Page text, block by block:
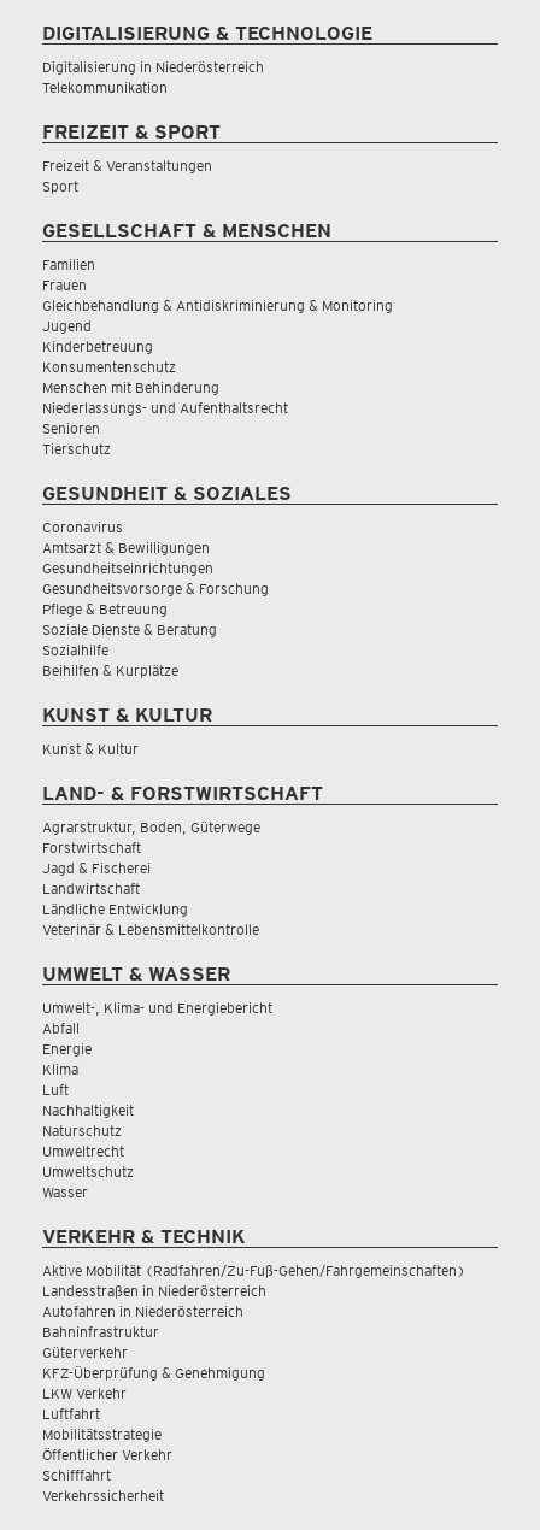
DIGITALISIERUNG & TECHNOLOGIE
Digitalisierung in Niederösterreich
Telekommunikation
FREIZEIT & SPORT
Freizeit & Veranstaltungen
Sport
GESELLSCHAFT & MENSCHEN
Familien
Frauen
Gleichbehandlung & Antidiskriminierung & Monitoring
Jugend
Kinderbetreuung
Konsumentenschutz
Menschen mit Behinderung
Niederlassungs- und Aufenthaltsrecht
Senioren
Tierschutz
GESUNDHEIT & SOZIALES
Coronavirus
Amtsarzt & Bewilligungen
Gesundheitseinrichtungen
Gesundheitsvorsorge & Forschung
Pflege & Betreuung
Soziale Dienste & Beratung
Sozialhilfe
Beihilfen & Kurplätze
KUNST & KULTUR
Kunst & Kultur
LAND- & FORSTWIRTSCHAFT
Agrarstruktur, Boden, Güterwege
Forstwirtschaft
Jagd & Fischerei
Landwirtschaft
Ländliche Entwicklung
Veterinär & Lebensmittelkontrolle
UMWELT & WASSER
Umwelt-, Klima- und Energiebericht
Abfall
Energie
Klima
Luft
Nachhaltigkeit
Naturschutz
Umweltrecht
Umweltschutz
Wasser
VERKEHR & TECHNIK
Aktive Mobilität (Radfahren/Zu-Fuß-Gehen/Fahrgemeinschaften)
Landesstraßen in Niederösterreich
Autofahren in Niederösterreich
Bahninfrastruktur
Güterverkehr
KFZ-Überprüfung & Genehmigung
LKW Verkehr
Luftfahrt
Mobilitätsstrategie
Öffentlicher Verkehr
Schifffahrt
Verkehrssicherheit